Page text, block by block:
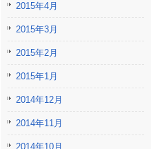
2015年4月
2015年3月
2015年2月
2015年1月
2014年12月
2014年11月
2014年10月